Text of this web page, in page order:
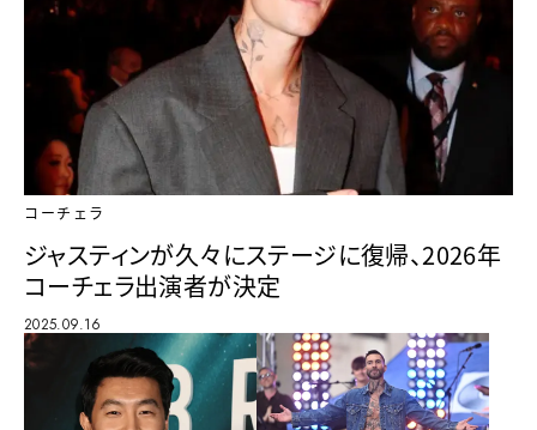
コーチェラ
ジャスティンが久々にステージに復帰、2026年
コーチェラ出演者が決定
2025.09.16